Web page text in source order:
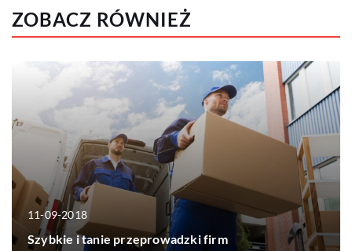
ZOBACZ RÓWNIEŻ
11-09-2018
Szybkie i tanie przeprowadzki firm